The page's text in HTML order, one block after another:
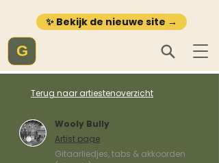
✨ Bekijk de nieuwe site →
G
Terug naar artiestenoverzicht
Wooly Bully
Artist page
Gitaarliedjes, tabs & akkoorden